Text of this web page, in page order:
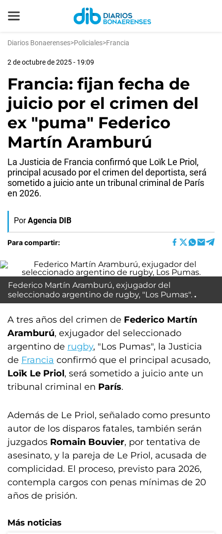
Diarios Bonaerenses>Policiales>Francia
2 de octubre de 2025 - 19:09
Francia: fijan fecha de
juicio por el crimen del
ex "puma" Federico
Martín Aramburú
La Justicia de Francia confirmó que Loïk Le Priol,
principal acusado por el crimen del deportista, será
sometido a juicio ante un tribunal criminal de París
en 2026.
Por Agencia DIB
Para compartir:
Federico Martín Aramburú, exjugador del
seleccionado argentino de rugby, "Los Pumas".
A tres años del crimen de Federico Martín
Aramburú, exjugador del seleccionado
argentino de rugby, "Los Pumas", la Justicia
de Francia confirmó que el principal acusado,
Loïk Le Priol, será sometido a juicio ante un
tribunal criminal en París.
Además de Le Priol, señalado como presunto
autor de los disparos fatales, también serán
juzgados Romain Bouvier, por tentativa de
asesinato, y la pareja de Le Priol, acusada de
complicidad. El proceso, previsto para 2026,
contempla cargos con penas mínimas de 20
años de prisión.
Más noticias